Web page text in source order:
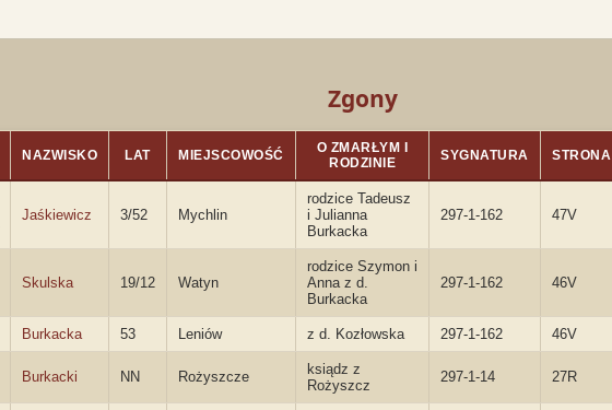
Zgony
NAZWISKO LAT MIEJSCOWOŚĆ
O ZMARŁYM I
RODZINIE
SYGNATURA STRONA
Jaśkiewicz 3/52 Mychlin
rodzice Tadeusz
i Julianna
Burkacka
297-1-162 47V
Skulska 19/12 Watyn
rodzice Szymon i
Anna z d.
Burkacka
297-1-162 46V
Burkacka 53 Leniów z d. Kozłowska 297-1-162 46V
Burkacki NN Rożyszcze
ksiądz z
Rożyszcz
297-1-14 27R